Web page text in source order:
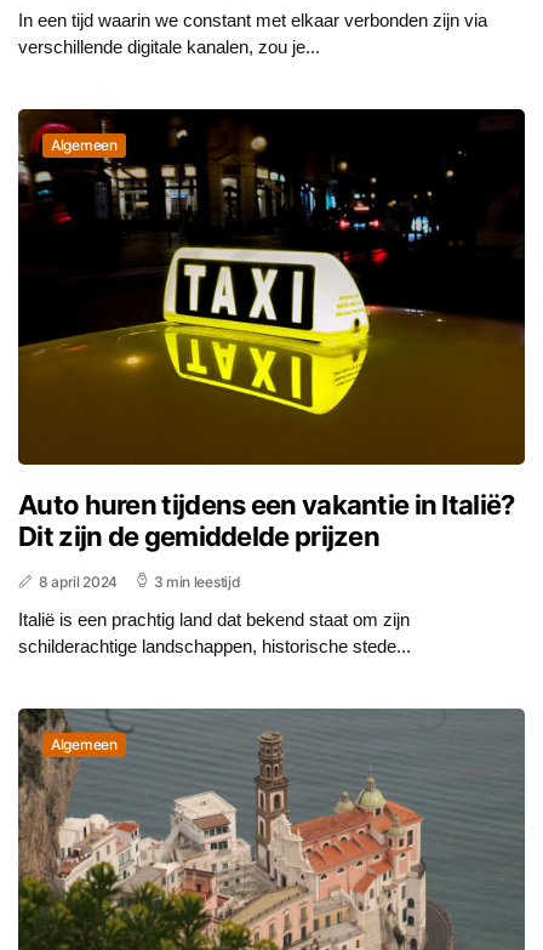
In een tijd waarin we constant met elkaar verbonden zijn via
verschillende digitale kanalen, zou je...
Algemeen
Auto huren tijdens een vakantie in Italië?
Dit zijn de gemiddelde prijzen
8 april 2024 3 min leestijd
Italië is een prachtig land dat bekend staat om zijn
schilderachtige landschappen, historische stede...
Algemeen